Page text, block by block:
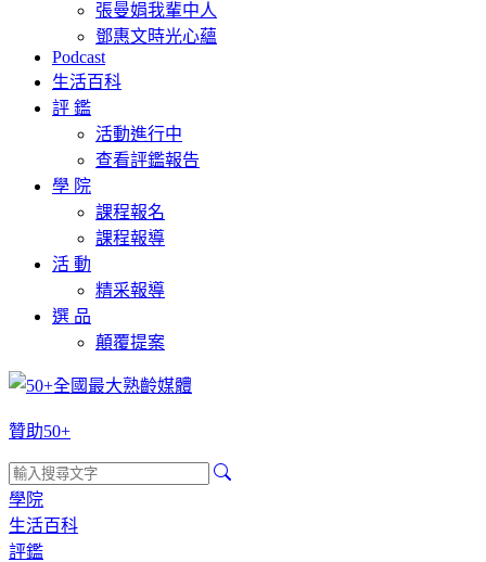
張曼娟我輩中人
鄧惠文時光心蘊
Podcast
生活百科
評 鑑
活動進行中
查看評鑑報告
學 院
課程報名
課程報導
活 動
精采報導
選 品
顛覆提案
贊助50+
學院
生活百科
評鑑